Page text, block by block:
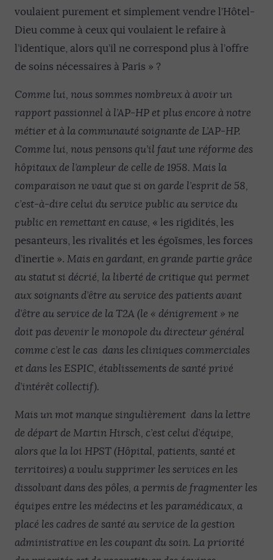
voulaient purement et simplement vendre l’Hôtel-
Dieu comme à ceux qui voulaient le refaire à
l’identique, alors qu’il ne correspond plus à l’offre
de soins nécessaires à Paris » ?
Comme lui, nous sommes nombreux à avoir un
rapport passionnel à l’AP-HP et plus encore à notre
métier et à la communauté soignante de L’AP-HP.
Comme lui, nous pensons qu’il faut une réforme des
hôpitaux de l’ampleur de celle de 1958. Mais la
comparaison ne vaut que si on garde l’esprit de 58,
c’est-à-dire celui du service public au service du
public en remettant en cause, « les rigidités, les
pesanteurs, les rivalités et les égoïsmes, les forces
d’inertie ». Mais en gardant, en grande partie grâce
au statut si décrié, la liberté de critique qui permet
aux soignants d’être au service des patients avant
d’être au service de la T2A (le « dénigrement » ne
doit pas devenir le monopole du directeur général
comme c’est le cas dans les cliniques commerciales
et dans les ESPIC, établissements de santé privé
d’intérêt collectif).
Mais un mot manque singulièrement dans la lettre
de départ de Martin Hirsch, c’est celui d’équipe,
alors que la loi HPST (Hôpital, patients, santé et
territoires) a voulu supprimer les services en les
dissolvant dans des pôles, a permis de fragmenter les
équipes entre les médecins et les paramédicaux, a
placé les cadres de santé au service de la gestion
administrative en les coupant du soin. La priorité